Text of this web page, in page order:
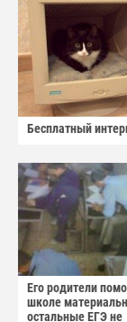
Бесплатный
Его родители
школе
остальные ЕГЭ не